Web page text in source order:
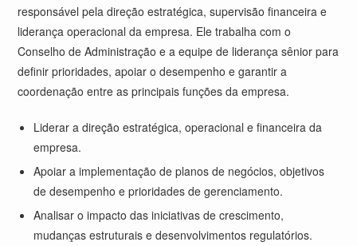
responsável pela direção estratégica, supervisão financeira e
liderança operacional da empresa. Ele trabalha com o
Conselho de Administração e a equipe de liderança sênior para
definir prioridades, apoiar o desempenho e garantir a
coordenação entre as principais funções da empresa.
Liderar a direção estratégica, operacional e financeira da
empresa.
Apoiar a implementação de planos de negócios, objetivos
de desempenho e prioridades de gerenciamento.
Analisar o impacto das iniciativas de crescimento,
mudanças estruturais e desenvolvimentos regulatórios.